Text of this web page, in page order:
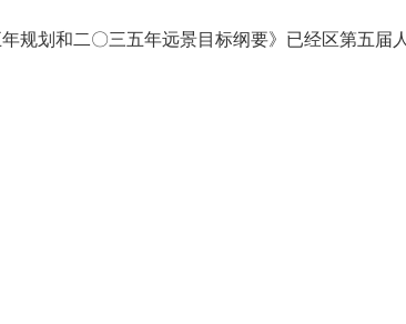
规划和二〇三五年远景目标纲要》已经区第五届